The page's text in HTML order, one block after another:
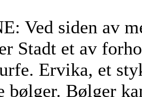
Ved siden av
Stadt et av
Ervika, et
bølger. Bølger